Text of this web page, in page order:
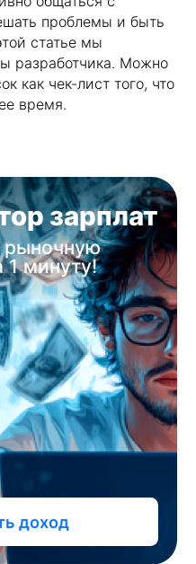
проблемы и быть
статье мы
разработчика. Можно
как чек-лист того, что
время.